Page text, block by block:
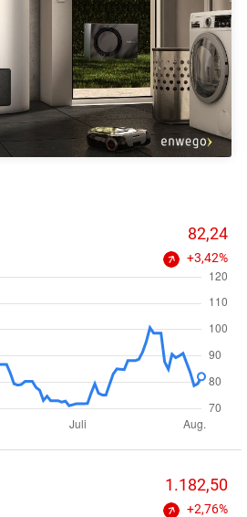
82,24
+3,42%
1.182,50
+2,76%